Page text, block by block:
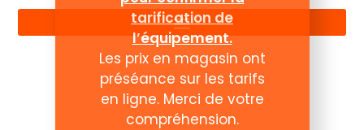
tarification de
l’équipement.
Les prix en magasin ont
préséance sur les tarifs
en ligne. Merci de votre
compréhension.